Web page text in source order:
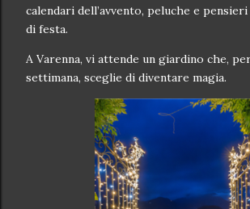
calendari dell’avvento, peluche e
di festa.
A Varenna, vi attende un giardino che,
settimana, sceglie di diventare magia.